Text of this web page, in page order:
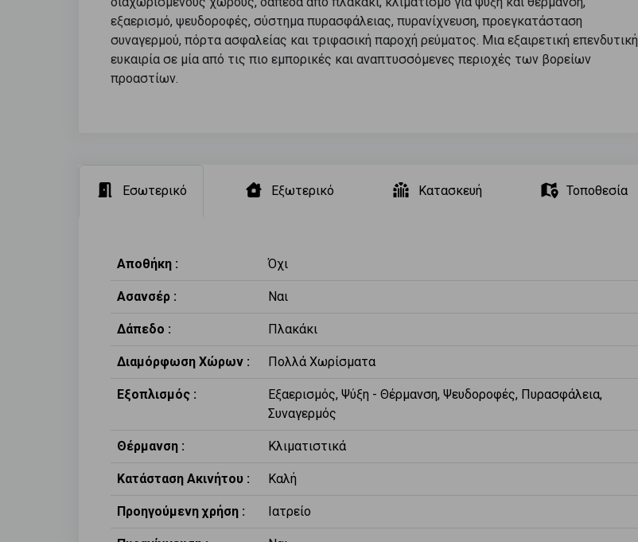
εξαερισμό, ψευδοροφές, σύστημα πυρασφάλειας, πυρανίχνευση, προεγκατάσταση
συναγερμού, πόρτα ασφαλείας και τριφασική παροχή ρεύματος. Μια εξαιρετική επενδυτική
ευκαιρία σε μία από τις πιο εμπορικές και αναπτυσσόμενες περιοχές των βορείων
προαστίων.
Εσωτερικό Εξωτερικό Κατασκευή Τοποθεσία
Αποθήκη : Όχι
Ασανσέρ : Ναι
Δάπεδο : Πλακάκι
Διαμόρφωση Χώρων : Πολλά Χωρίσματα
Εξοπλισμός :
Εξαερισμός, Ψύξη - Θέρμανση, Ψευδοροφές, Πυρασφάλεια,
Συναγερμός
Θέρμανση : Κλιματιστικά
Κατάσταση Ακινήτου : Καλή
Προηγούμενη χρήση : Ιατρείο